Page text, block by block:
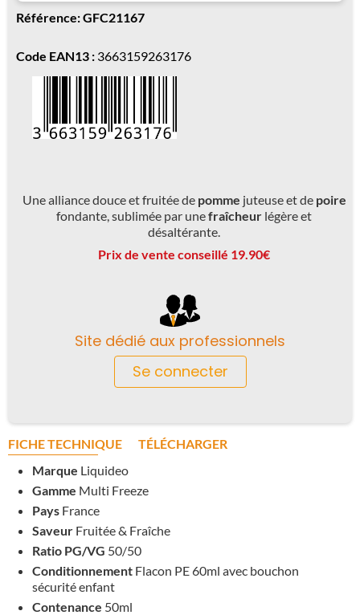
Référence: GFC21167
Code EAN13 : 3663159263176
Une alliance douce et fruitée de pomme juteuse et de poire
fondante, sublimée par unefraîcheur légère et
désaltérante.
Prix de vente conseillé 19.90€
Site dédié aux professionnels
Se connecter
FICHE TECHNIQUE
TÉLÉCHARGER
Marque Liquideo
Gamme Multi Freeze
Pays France
Saveur Fruitée & Fraîche
Ratio PG/VG 50/50
Conditionnement Flacon PE 60ml avec bouchon
sécurité enfant
Contenance 50ml